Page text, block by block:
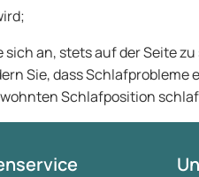
sich an, stets auf der Seite
Sie, dass
Schlafposition